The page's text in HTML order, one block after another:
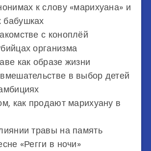
к слову «марихуана» и
бабушках
с коноплёй
организма
как образе жизни
в выбор детей
как продают марихуану в
травы на память
«Регги в ночи»